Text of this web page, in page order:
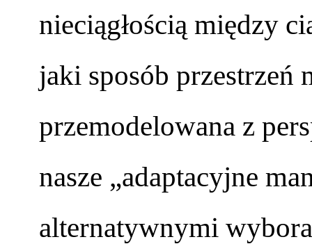
nieciągłością między
jaki sposób przestrzeń
przemodelowana z
nasze „adaptacyjne
alternatywnymi